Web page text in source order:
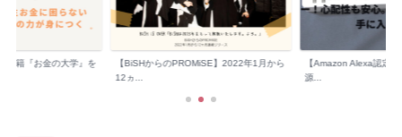
】2022年1月から
【Amazon Alexa認定】Merossスマート電
源...
【人生を変える？】書
お勧めする３つの理...